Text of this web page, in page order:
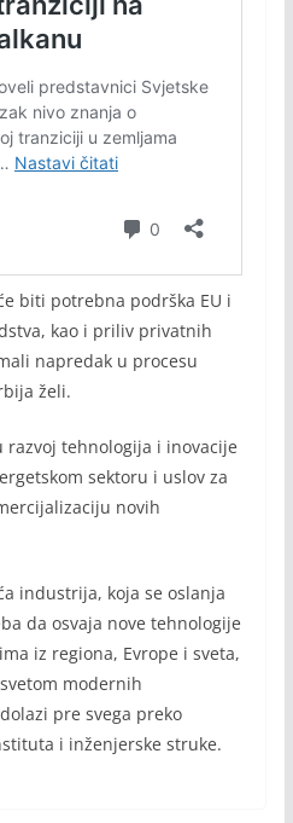
biti potrebna podrška EU i
kao i priliv privatnih
napredak u procesu
želi.
tehnologija i inovacije
sektoru i uslov za
novih
industrija, koja se oslanja
da osvaja nove tehnologije
iz regiona, Evrope i sveta,
modernih
pre svega preko
i inženjerske struke.